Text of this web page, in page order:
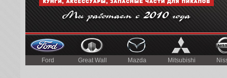
Ford Great Wall Mazda Mitsubishi